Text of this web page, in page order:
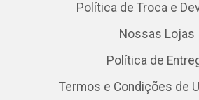
Política de Troca e
Nossas Lojas
Política de
Termos e Condições de